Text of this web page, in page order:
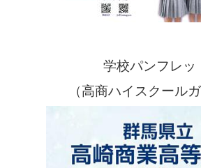
学校パンフレッ
（高商ハイスクール